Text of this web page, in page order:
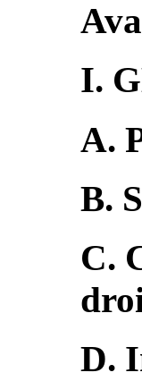
I.
A.
B.
C.
D.